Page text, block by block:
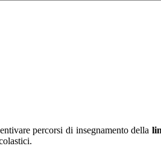
percorsi di insegnamento della